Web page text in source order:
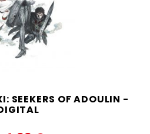
SEEKERS OF ADOULIN -